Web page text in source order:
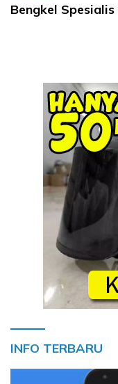
Bengkel
INFO TERBARU